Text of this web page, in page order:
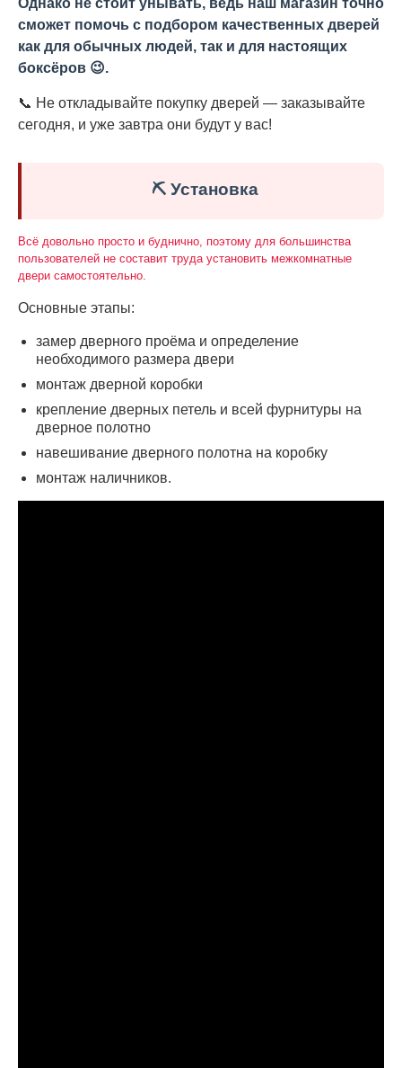
Однако не стоит унывать, ведь наш магазин точно
сможет помочь с подбором качественных дверей
как для обычных людей, так и для настоящих
боксёров 😉.
📞 Не откладывайте покупку дверей — заказывайте
сегодня, и уже завтра они будут у вас!
⛏️ Установка
Всё довольно просто и буднично, поэтому для большинства
пользователей не составит труда установить межкомнатные
двери самостоятельно.
Основные этапы:
замер дверного проёма и определение
необходимого размера двери
монтаж дверной коробки
крепление дверных петель и всей фурнитуры на
дверное полотно
навешивание дверного полотна на коробку
монтаж наличников.